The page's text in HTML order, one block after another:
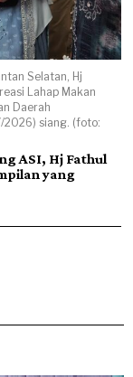
Selatan, Hj
Lahap Makan
Daerah
2026) siang. (foto:
ASI, Hj Fathul
yang